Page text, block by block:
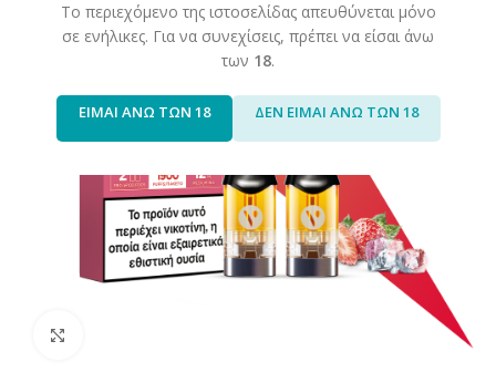
Το περιεχόμενο της ιστοσελίδας απευθύνεται μόνο
σε ενήλικες. Για να συνεχίσεις, πρέπει να είσαι άνω
των 18.
ΕΙΜΑΙ ΑΝΩ ΤΩΝ 18 ΔΕΝ ΕΙΜΑΙ ΑΝΩ ΤΩΝ 18